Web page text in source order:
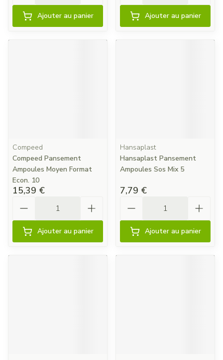
Ajouter au panier Ajouter au panier
Compeed
Compeed Pansement
Ampoules Moyen Format
Econ. 10
15,39 €
Ajouter au panier
Hansaplast
Hansaplast Pansement
Ampoules Sos Mix 5
7,79 €
Ajouter au panier